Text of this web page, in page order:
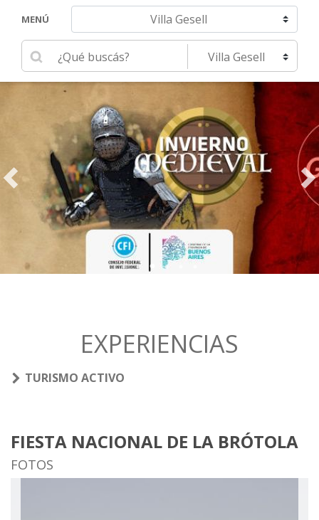
MENÚ Navegar hacia otra localidad
Ingrese su búsqueda Seleccione una localidad
EXPERIENCIAS
TURISMO ACTIVO
FIESTA NACIONAL DE LA BRÓTOLA
FOTOS